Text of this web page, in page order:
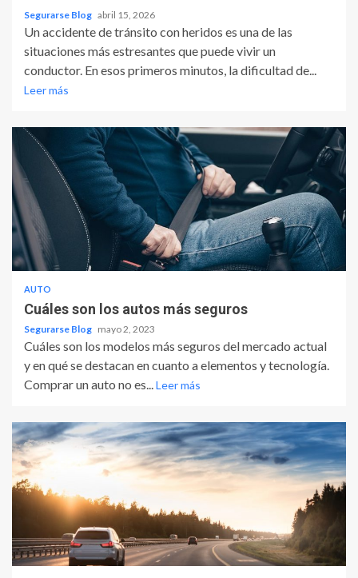
Segurarse Blog abril 15, 2026
Un accidente de tránsito con heridos es una de las
situaciones más estresantes que puede vivir un
conductor. En esos primeros minutos, la dificultad de...
Leer más
AUTO
Cuáles son los autos más seguros
Segurarse Blog mayo 2, 2023
Cuáles son los modelos más seguros del mercado actual
y en qué se destacan en cuanto a elementos y tecnología.
Comprar un auto no es...Leer más